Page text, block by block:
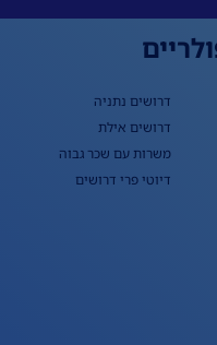
דרושים נתניה
דרושים אילת
משרות עם שכר גבוה
דיוטי פרי דרושים